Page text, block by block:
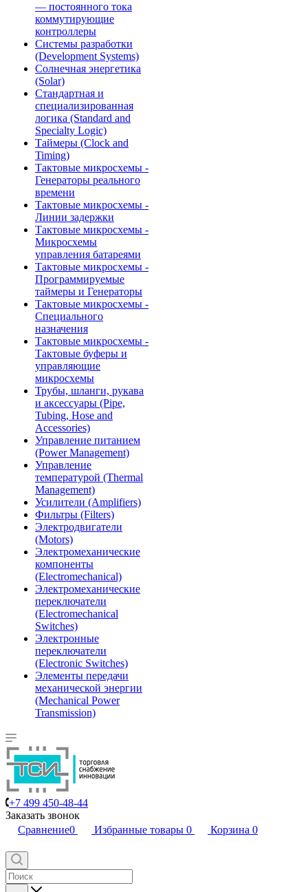
— постоянного тока
коммутирующие
контроллеры
Системы разработки
(Development Systems)
Солнечная энергетика
(Solar)
Стандартная и
специализированная
логика (Standard and
Specialty Logic)
Таймеры (Clock and
Timing)
Тактовые микросхемы -
Генераторы реального
времени
Тактовые микросхемы -
Линии задержки
Тактовые микросхемы -
Микросхемы
управления батареями
Тактовые микросхемы -
Программируемые
таймеры и Генераторы
Тактовые микросхемы -
Специального
назначения
Тактовые микросхемы -
Тактовые буферы и
управляющие
микросхемы
Трубы, шланги, рукава
и аксессуары (Pipe,
Tubing, Hose and
Accessories)
Управление питанием
(Power Management)
Управление
температурой (Thermal
Management)
Усилители (Amplifiers)
Фильтры (Filters)
Электродвигатели
(Motors)
Электромеханические
компоненты
(Electromechanical)
Электромеханические
переключатели
(Electromechanical
Switches)
Электронные
переключатели
(Electronic Switches)
Элементы передачи
механической энергии
(Mechanical Power
Transmission)
+7 499 450-48-44
Заказать звонок
Сравнение0 Избранные товары 0 Корзина 0